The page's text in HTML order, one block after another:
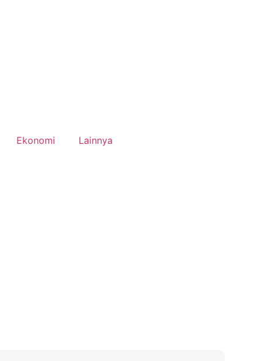
Ekonomi Lainnya